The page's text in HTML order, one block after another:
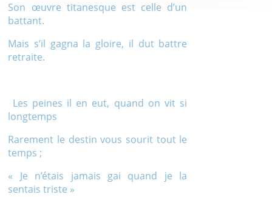
Son œuvre titanesque est celle d’un
battant.
Mais s’il gagna la gloire, il dut battre
retraite.
Les peines il en eut, quand on vit si
longtemps
Rarement le destin vous sourit tout le
temps ;
« Je n’étais jamais gai quand je la
sentais triste »